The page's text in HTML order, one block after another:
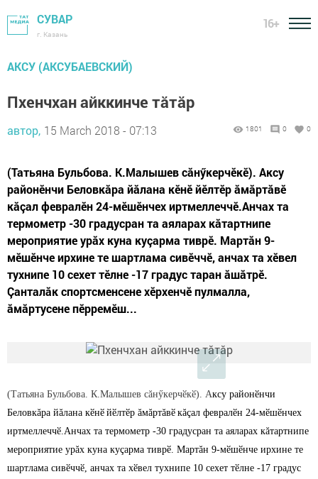
СУВАР
г. Казань
16+
АКСУ (АКСУБАЕВСКИЙ)
Пхенчхан айккинче тăтăр
автор, 15 March 2018 - 07:13 1801 0 0
(Татьяна Бульбова. К.Малышев сăнӳкерчӗкӗ). Аксу
районӗнчи Беловкăра йăлана кӗнӗ йӗлтӗр ăмăртăвӗ
кăçал февралӗн 24-мӗшӗнчех иртмеллеччӗ.Анчах та
термометр -30 градусран та аяларах кăтартнипе
мероприятие урăх куна куçарма тиврӗ. Мартăн 9-
мӗшӗнче ирхине те шартлама сивӗччӗ, анчах та хӗвел
тухнипе 10 сехет тӗлне -17 градус таран ăшăтрӗ.
Çанталăк спортсменсене хӗрхенчӗ пулмалла,
ăмăртусене пӗрремӗш...
(Татьяна Бульбова. К.Малышев сăнӳкерчӗкӗ). Аксу районӗнчи
Беловкăра йăлана кӗнӗ йӗлтӗр ăмăртăвӗ кăçал февралӗн 24-мӗшӗнчех
иртмеллеччӗ.Анчах та термометр -30 градусран та аяларах кăтартнипе
мероприятие урăх куна куçарма тиврӗ. Мартăн 9-мӗшӗнче ирхине те
шартлама сивӗччӗ, анчах та хӗвел тухнипе 10 сехет тӗлне -17 градус